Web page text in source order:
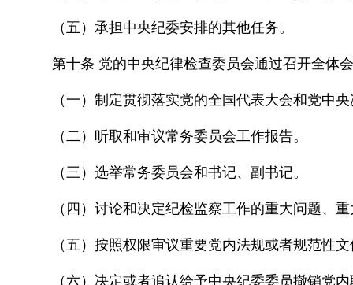
（五）承担中央纪委安排的其他任务。
第十条 党的中央纪律检查委员会通过召开全体
（一）制定贯彻落实党的全国代表大会和党中
（二）听取和审议常务委员会工作报告。
（三）选举常务委员会和书记、副书记。
（四）讨论和决定纪检监察工作的重大问题、
（五）按照权限审议重要党内法规或者规范性
（六）决定或者追认给予中央纪委委员撤销党